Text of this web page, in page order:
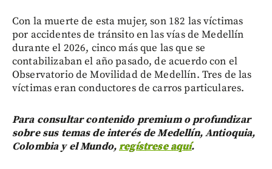
Con la muerte de esta mujer, son 182 las víctimas
por accidentes de tránsito en las vías de Medellín
durante el 2026, cinco más que las que se
contabilizaban el año pasado, de acuerdo con el
Observatorio de Movilidad de Medellín. Tres de las
víctimas eran conductores de carros particulares.
Para consultar contenido premium o profundizar
sobre sus temas de interés de Medellín, Antioquia,
Colombia y el Mundo,regístrese aquí.